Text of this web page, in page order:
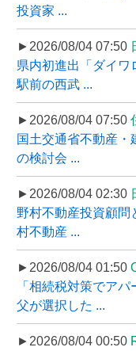
投資家 ...
►2026/08/04 07:50
県内初進出「ダイワ
駅前の西武 ...
►2026/08/04 07:50
国土交通省不動産・
の検討会 ...
►2026/08/04 02:30
野村不動産投資顧問
村不動産 ...
►2026/08/04 01:50
「相続税対策でア
父が選択した ...
►2026/08/04 00:50